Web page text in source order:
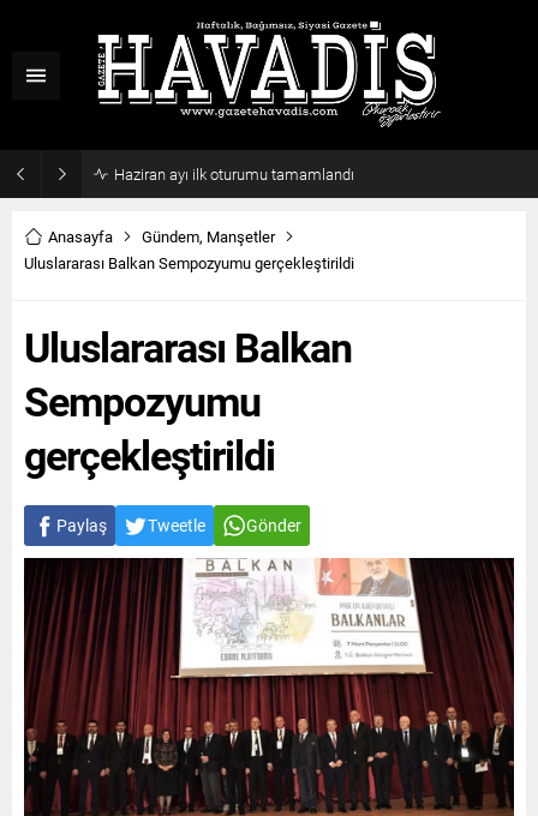
Haziran ayı ilk oturumu tamamlandı
Anasayfa Gündem, Manşetler
Uluslararası Balkan Sempozyumu gerçekleştirildi
Uluslararası Balkan
Sempozyumu
gerçekleştirildi
Paylaş Tweetle Gönder